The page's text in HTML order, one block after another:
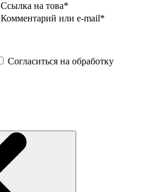
Ссылка на това*
Комментарий или e-mail*
Согласиться на обработку